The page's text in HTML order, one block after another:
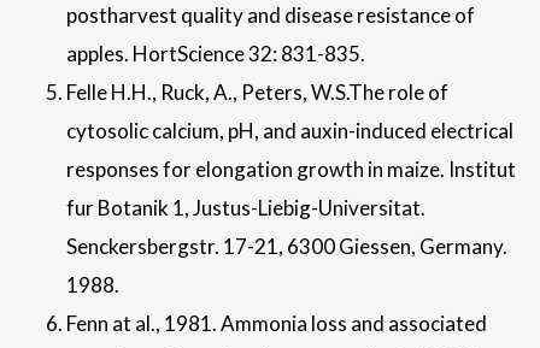
postharvest quality and disease resistance of
apples. HortScience 32: 831-835.
Felle H.H., Ruck, A., Peters, W.S.The role of
cytosolic calcium, pH, and auxin-induced electrical
responses for elongation growth in maize. Institut
fur Botanik 1, Justus-Liebig-Universitat.
Senckersbergstr. 17-21, 6300 Giessen, Germany.
1988.
Fenn at al., 1981. Ammonia loss and associated